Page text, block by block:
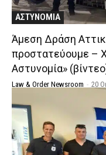
ΑΣΤΥΝΟΜΙΑ
Άμεση Δράση
προστατεύουμε –
Αστυνομία»
Law & Order Newsroom - 20